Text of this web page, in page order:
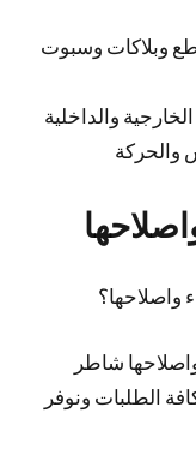
وبلاكات وسبوت
والداخلية
والحركة
شاطر
الطلبات ونوفر